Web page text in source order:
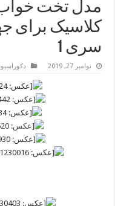
مدل تخت
کلاسیک برای
سری 1
نوامبر 27, 2019